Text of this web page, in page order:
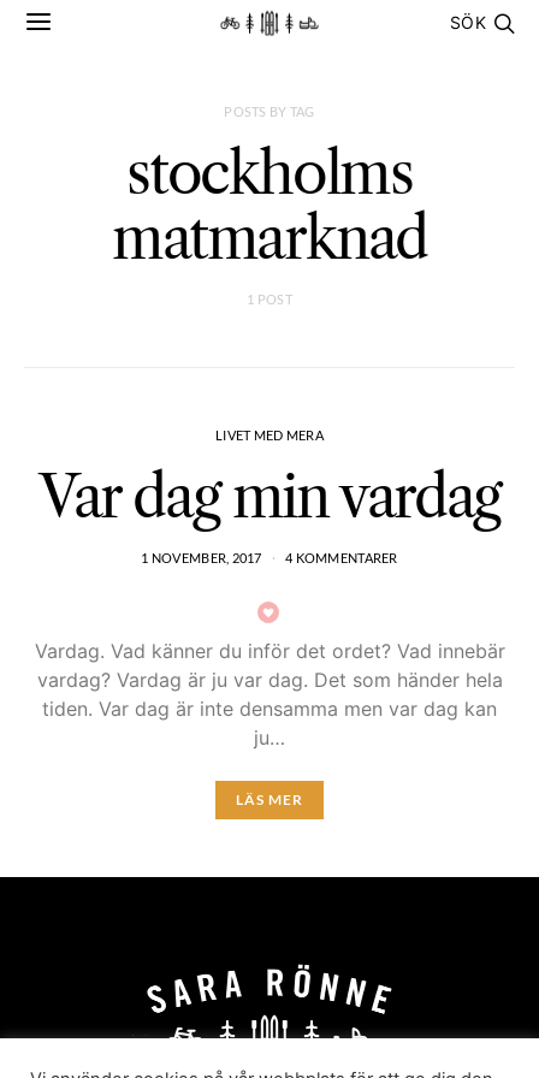
SÖK
POSTS BY TAG
stockholms
matmarknad
1 POST
LIVET MED MERA
Var dag min vardag
1 NOVEMBER, 2017 4 KOMMENTARER
Vardag. Vad känner du inför det ordet? Vad innebär
vardag? Vardag är ju var dag. Det som händer hela
tiden. Var dag är inte densamma men var dag kan
ju…
LÄS MER